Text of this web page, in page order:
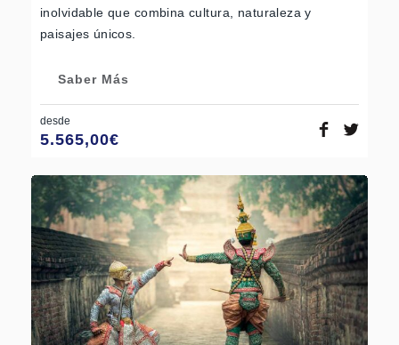
inolvidable que combina cultura, naturaleza y
paisajes únicos.
Saber Más
desde
5.565,00€